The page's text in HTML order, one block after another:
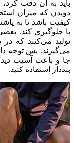
باید به آن دقت
دویدن که میزان
کیفیت باشد تا به
پا جلوگیری کند.
تولید می‌کنند که
می‌گیرند. پس توجه
جا و باعث آسیب
بنددار استفاده کنید.